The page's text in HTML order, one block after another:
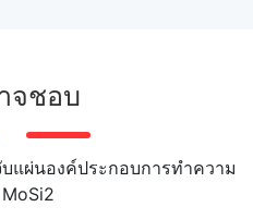
จชอบ
ผ่นองค์ประกอบการทําความ